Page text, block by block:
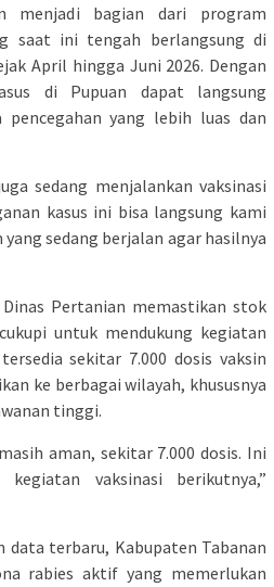
menjadi bagian dari program
saat ini tengah berlangsung di
April hingga Juni 2026. Dengan
di Pupuan dapat langsung
pencegahan yang lebih luas dan
sedang menjalankan vaksinasi
kasus ini bisa langsung kami
sedang berjalan agar hasilnya
Pertanian memastikan stok
untuk mendukung kegiatan
sekitar 7.000 dosis vaksin
ke berbagai wilayah, khususnya
tinggi.
aman, sekitar 7.000 dosis. Ini
vaksinasi berikutnya,”
data terbaru, Kabupaten Tabanan
rabies aktif yang memerlukan